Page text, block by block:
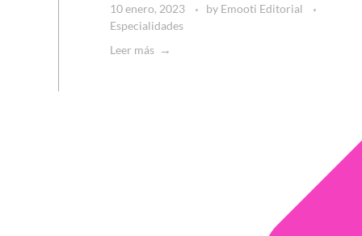
10 enero, 2023 by Emooti Editorial
Especialidades
Leer más